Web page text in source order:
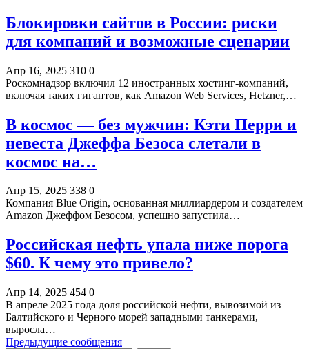
Блокировки сайтов в России: риски
для компаний и возможные сценарии
Апр 16, 2025 310 0
Роскомнадзор включил 12 иностранных хостинг-компаний,
включая таких гигантов, как Amazon Web Services, Hetzner,…
В космос — без мужчин: Кэти Перри и
невеста Джеффа Безоса слетали в
космос на…
Апр 15, 2025 338 0
Компания Blue Origin, основанная миллиардером и создателем
Amazon Джеффом Безосом, успешно запустила…
Российская нефть упала ниже порога
$60. К чему это привело?
Апр 14, 2025 454 0
В апреле 2025 года доля российской нефти, вывозимой из
Балтийского и Черного морей западными танкерами,
выросла…
Предыдущие сообщения